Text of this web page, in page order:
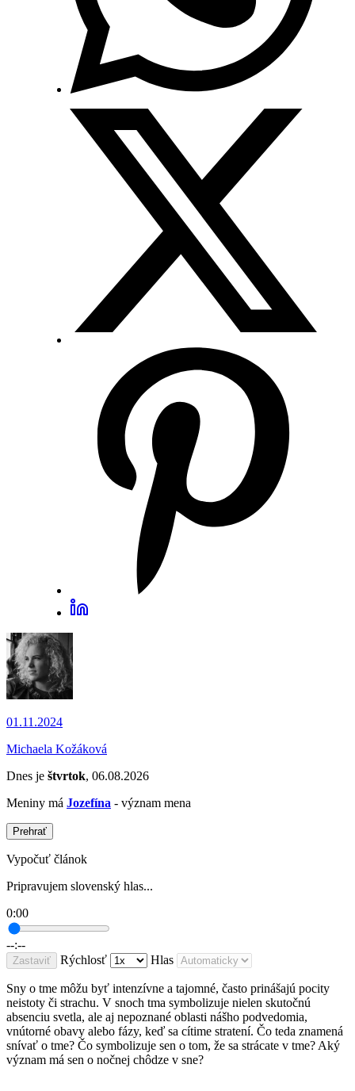
01.11.2024
Michaela Kožáková
Dnes je štvrtok, 06.08.2026
Meniny má Jozefína - význam mena
Prehrať
Vypočuť článok
Pripravujem slovenský hlas...
0:00
--:--
Zastaviť Rýchlosť Hlas
Sny o tme môžu byť intenzívne a tajomné, často prinášajú pocity
neistoty či strachu. V snoch tma symbolizuje nielen skutočnú
absenciu svetla, ale aj nepoznané oblasti nášho podvedomia,
vnútorné obavy alebo fázy, keď sa cítime stratení. Čo teda znamená
snívať o tme? Čo symbolizuje sen o tom, že sa strácate v tme? Aký
význam má sen o nočnej chôdze v sne?